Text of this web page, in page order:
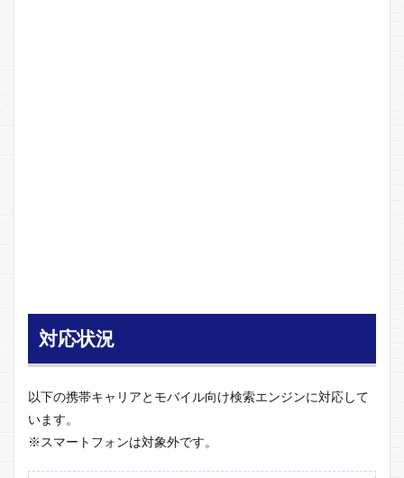
対応状況
以下の携帯キャリアとモバイル向け検索エンジンに対応して
います。
※スマートフォンは対象外です。